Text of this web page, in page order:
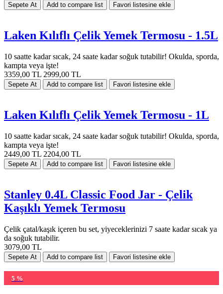
Laken Kılıflı Çelik Yemek Termosu - 1.5L
10 saatte kadar sıcak, 24 saate kadar soğuk tutabilir! Okulda, sporda,
kampta veya işte!
3359,00 TL 2999,00 TL
Laken Kılıflı Çelik Yemek Termosu - 1L
10 saatte kadar sıcak, 24 saate kadar soğuk tutabilir! Okulda, sporda,
kampta veya işte!
2449,00 TL 2204,00 TL
Stanley 0.4L Classic Food Jar - Çelik
Kaşıklı Yemek Termosu
Çelik çatal/kaşık içeren bu set, yiyeceklerinizi 7 saate kadar sıcak ya
da soğuk tutabilir.
3079,00 TL
5 %